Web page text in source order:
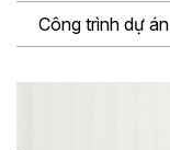
Công trình dự án